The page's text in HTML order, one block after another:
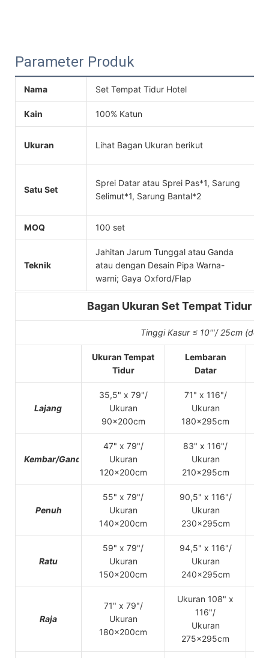
Parameter Produk
Nama Set Tempat Tidur Hotel
Kain 100% Katun
Ukuran Lihat Bagan Ukuran berikut
Satu Set
Sprei Datar atau Sprei Pas*1, Sarung
Selimut*1, Sarung Bantal*2
MOQ 100 set
Teknik
Jahitan Jarum Tunggal atau Ganda
atau dengan Desain Pipa Warna-
warni; Gaya Oxford/Flap
Bagan Ukuran Set Tempat Tidur
Tinggi Kasur ≤ 10'"/ 25cm
Ukuran Tempat
Tidur
Lembaran
Datar
Lajang
35,5" x 79"/
Ukuran
90x200cm
71" x 116"/
Ukuran
180x295cm
Kembar/Ganda
47" x 79"/
Ukuran
120x200cm
83" x 116"/
Ukuran
210x295cm
Penuh
55" x 79"/
Ukuran
140x200cm
90,5" x 116"/
Ukuran
230x295cm
Ratu
59" x 79"/
Ukuran
150x200cm
94,5" x 116"/
Ukuran
240x295cm
Raja
71" x 79"/
Ukuran
180x200cm
Ukuran 108" x
116"/
Ukuran
275x295cm